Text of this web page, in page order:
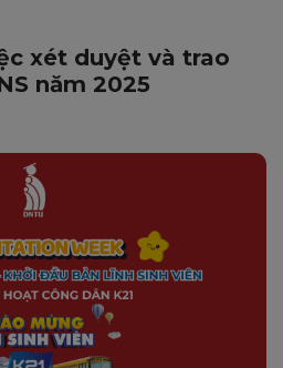
xét duyệt và trao
năm 2025